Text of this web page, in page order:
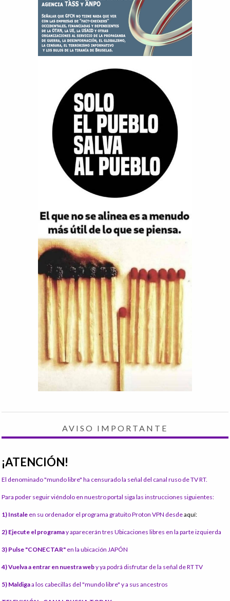
AVISO IMPORTANTE
¡ATENCIÓN!
El denominado "mundo libre" ha censurado la señal del canal ruso de TV RT.
Para poder seguir viéndolo en nuestro portal siga las instrucciones siguientes:
1) Instale en su ordenador el programa gratuito Proton VPN desdeaquí:
2) Ejecute el programay aparecerán tres Ubicaciones libres en la parte izquierda
3) Pulse "CONECTAR" en la ubicación JAPÓN
4) Vuelva a entrar en nuestra weby ya podrá disfrutar de la señal de RT TV
5) Maldigaa los cabecillas del "mundo libre" y a sus ancestros